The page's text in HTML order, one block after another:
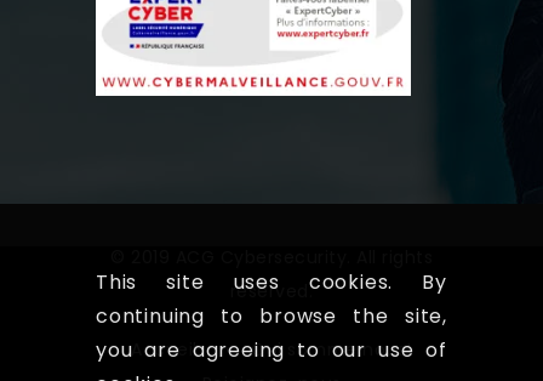
reserved.
Accueil
Qui somme nous!
This site uses cookies. By
continuing to browse the site,
you are agreeing to our use of